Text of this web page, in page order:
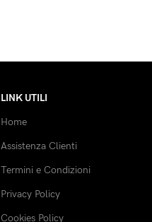
LINK UTILI
Home
Assistenza Clienti
Termini e Condizioni
Privacy Policy
Cookies Policy